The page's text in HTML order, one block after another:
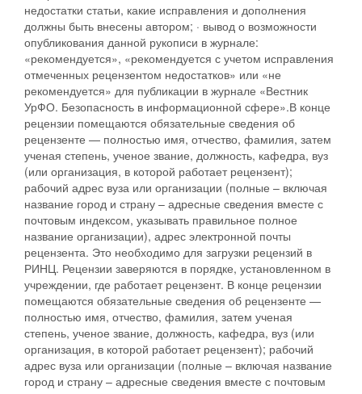
недостатки статьи, какие исправления и дополнения
должны быть внесены автором; · вывод о возможности
опубликования данной рукописи в журнале:
«рекомендуется», «рекомендуется с учетом исправления
отмеченных рецензентом недостатков» или «не
рекомендуется» для публикации в журнале «Вестник
УрФО. Безопасность в информационной сфере».В конце
рецензии помещаются обязательные сведения об
рецензенте — полностью имя, отчество, фамилия, затем
ученая степень, ученое звание, должность, кафедра, вуз
(или организация, в которой работает рецензент);
рабочий адрес вуза или организации (полные – включая
название город и страну – адресные сведения вместе с
почтовым индексом, указывать правильное полное
название организации), адрес электронной почты
рецензента. Это необходимо для загрузки рецензий в
РИНЦ. Рецензии заверяются в порядке, установленном в
учреждении, где работает рецензент. В конце рецензии
помещаются обязательные сведения об рецензенте —
полностью имя, отчество, фамилия, затем ученая
степень, ученое звание, должность, кафедра, вуз (или
организация, в которой работает рецензент); рабочий
адрес вуза или организации (полные – включая название
город и страну – адресные сведения вместе с почтовым